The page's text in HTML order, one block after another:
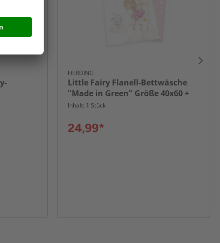
HERDING
Little Fairy Flanell-Bettwäsche
"Made in Green" Größe 40x60 +
100x135 cm
Inhalt: 1 Stück
24,99*